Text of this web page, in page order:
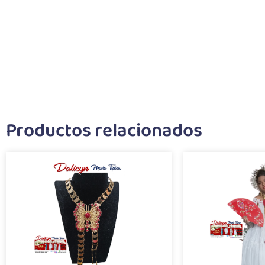
Productos relacionados